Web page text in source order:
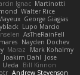
Ignac Martinotti
Walter Rice
George Giagias
Lupo Marcio
AsTheRainFell
Nayden Dochev
Maraz
Mark Kohalmy
Joakim Dahl Jose
Ueda
Bill Kinnon
Andrew Stevenson